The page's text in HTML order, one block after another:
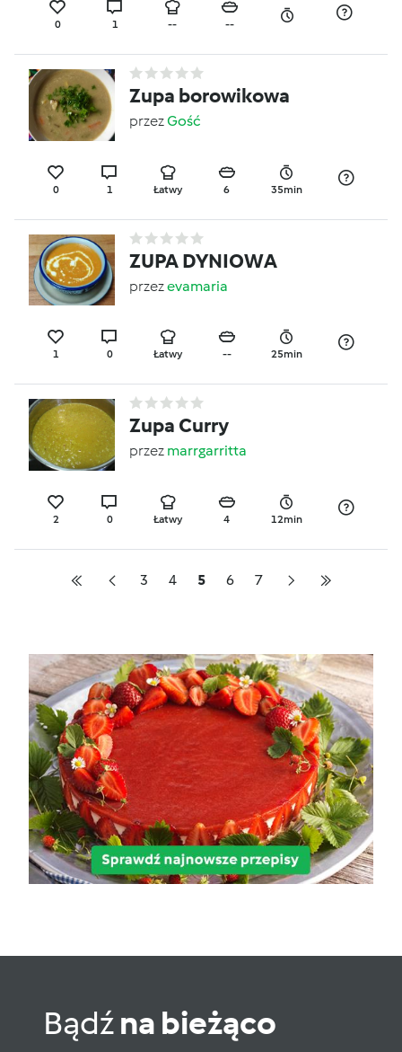
0 1 -- --
Zupa borowikowa
przezGość
0 1 Łatwy 6 35min
ZUPA DYNIOWA
przezevamaria
1 0 Łatwy -- 25min
Zupa Curry
przez marrgarritta
2 0 Łatwy 4 12min
3 4 5 6 7
Bądźna bieżąco